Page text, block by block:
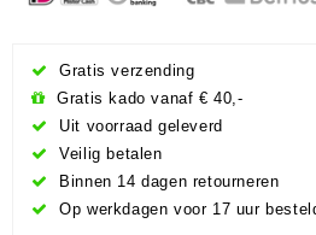
Gratis verzending
Gratis kado vanaf € 40,-
Uit voorraad geleverd
Veilig betalen
Binnen 14 dagen retourneren
Op werkdagen voor 17 uur